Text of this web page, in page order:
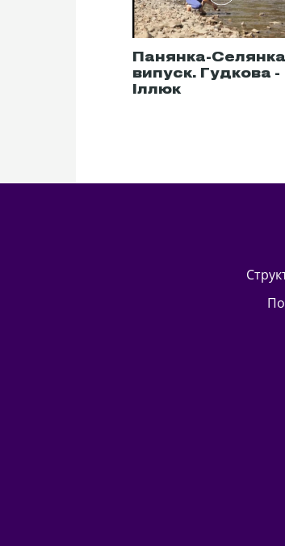
Панянка-Селянка
випуск. Гудкова -
Іллюк